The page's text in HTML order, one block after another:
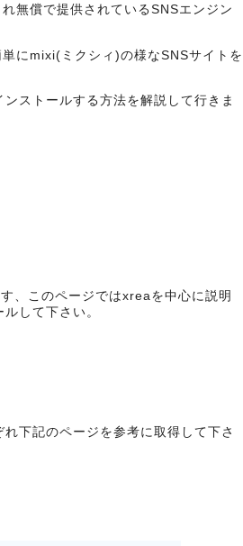
無償で提供されているSNSエンジン
にmixi(ミクシィ)の様なSNSサイトを
ストールする方法を解説して行きま
、このページではxreaを中心に説明
して下さい。
下記のページを参考に取得して下さ